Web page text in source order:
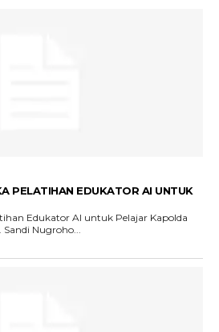
PELATIHAN EDUKATOR AI UNTUK
Edukator AI untuk Pelajar Kapolda
Nugroho...